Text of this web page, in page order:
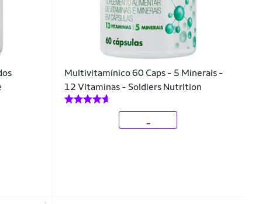
Multivitamínico 60 Caps - 5 Minerais -
12 Vitaminas - Soldiers Nutrition